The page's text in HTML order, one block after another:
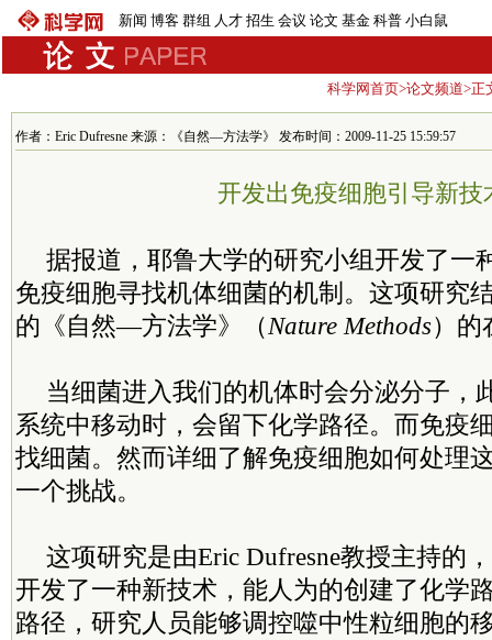
新闻 博客 群组 人才 招生 会议 论文 基金 科普 小白鼠
科学网首页>论文频道>正
作者：Eric Dufresne 来源：《自然—方法学》 发布时间：2009-11-25 15:59:57
开发出免疫细胞引导新技
据报道，耶鲁大学的研究小组开发了一
免疫细胞寻找机体细菌的机制。这项研究
的《自然—方法学》（Nature Methods）的
当细菌进入我们的机体时会分泌分子，
系统中移动时，会留下化学路径。而免疫
找细菌。然而详细了解免疫细胞如何处理
一个挑战。
这项研究是由Eric Dufresne教授主持的
开发了一种新技术，能人为的创建了化学
路径，研究人员能够调控噬中性粒细胞的